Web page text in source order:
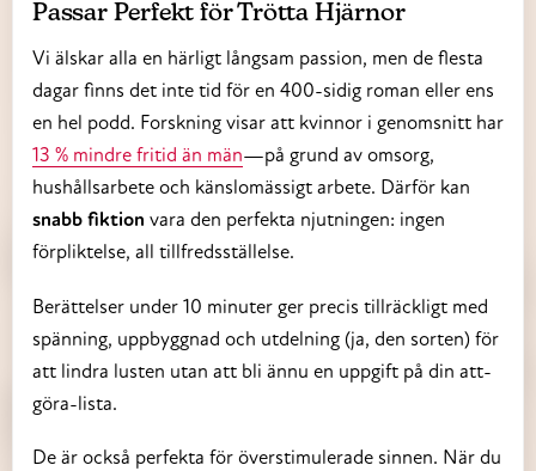
Passar Perfekt för Trötta Hjärnor
Vi älskar alla en härligt långsam passion, men de flesta
dagar finns det inte tid för en 400-sidig roman eller ens
en hel podd. Forskning visar att kvinnor i genomsnitt har
13 % mindre fritid än män—på grund av omsorg,
hushållsarbete och känslomässigt arbete. Därför kan
snabb fiktion vara den perfekta njutningen: ingen
förpliktelse, all tillfredsställelse.
Berättelser under 10 minuter ger precis tillräckligt med
spänning, uppbyggnad och utdelning (ja, den sorten) för
att lindra lusten utan att bli ännu en uppgift på din att-
göra-lista.
De är också perfekta för överstimulerade sinnen. När du